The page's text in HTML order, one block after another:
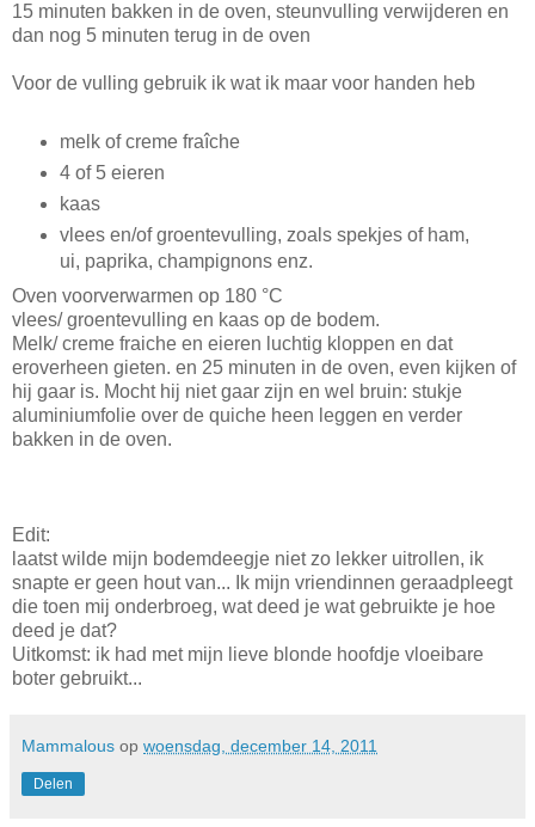
15 minuten bakken in de oven, steunvulling verwijderen en
dan nog 5 minuten terug in de oven
Voor de vulling gebruik ik wat ik maar voor handen heb
melk of creme fraîche
4 of 5 eieren
kaas
vlees en/of groentevulling, zoals spekjes of ham,
ui, paprika, champignons enz.
Oven voorverwarmen op 180 °C
vlees/ groentevulling en kaas op de bodem.
Melk/ creme fraiche en eieren luchtig kloppen en dat
eroverheen gieten. en 25 minuten in de oven, even kijken of
hij gaar is. Mocht hij niet gaar zijn en wel bruin: stukje
aluminiumfolie over de quiche heen leggen en verder
bakken in de oven.
Edit:
laatst wilde mijn bodemdeegje niet zo lekker uitrollen, ik
snapte er geen hout van... Ik mijn vriendinnen geraadpleegt
die toen mij onderbroeg, wat deed je wat gebruikte je hoe
deed je dat?
Uitkomst: ik had met mijn lieve blonde hoofdje vloeibare
boter gebruikt...
Mammalous op woensdag, december 14, 2011
Delen